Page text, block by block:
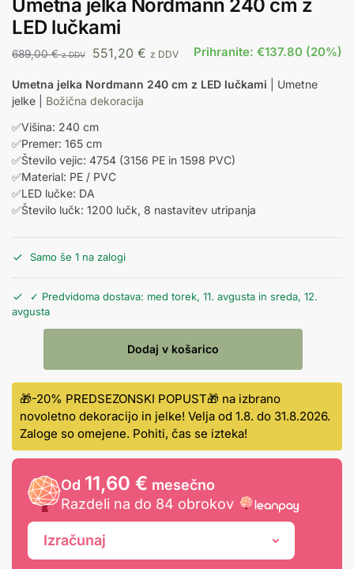
Umetna jelka Nordmann 240 cm z
LED lučkami
689,00€ z DDV 551,20 € z DDV Prihranite: €137.80 (20%)
Umetna jelka Nordmann 240 cm z LED lučkami | Umetne
jelke | Božična dekoracija
✅Višina: 240 cm
✅Premer: 165 cm
✅Število vejic: 4754 (3156 PE in 1598 PVC)
✅Material: PE / PVC
✅LED lučke: DA
✅Število lučk: 1200 lučk, 8 nastavitev utripanja
Samo še 1 na zalogi
✓ Predvidoma dostava: med torek, 11. avgusta in sreda, 12.
avgusta
Dodaj v košarico
🎁-20% PREDSEZONSKI POPUST🎁 na izbrano
novoletno dekoracijo in jelke! Velja od 1.8. do 31.8.2026.
Zaloge so omejene. Pohiti, čas se izteka!
Od 11,60 € mesečno
Razdeli na do 84 obrokov
Izračunaj